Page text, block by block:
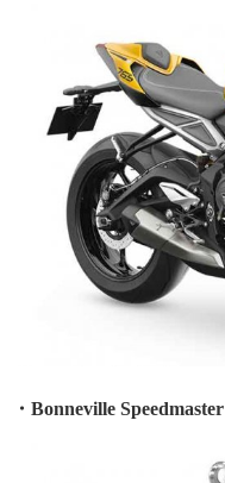
・Bonneville Speedmaster